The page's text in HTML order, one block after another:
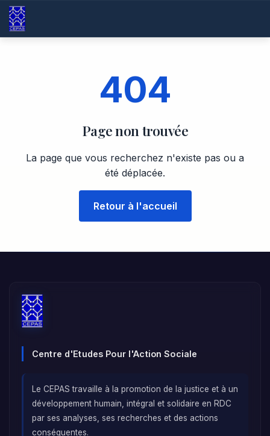
404
Page non trouvée
La page que vous recherchez n'existe pas ou a
été déplacée.
Retour à l'accueil
Centre d'Etudes Pour l'Action Sociale
Le CEPAS travaille à la promotion de la justice et à un
développement humain, intégral et solidaire en RDC
par ses analyses, ses recherches et des actions
conséquentes.